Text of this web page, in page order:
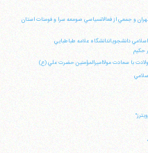
و جمعي از فعالانسياسي صومعه سرا و فومنات استان